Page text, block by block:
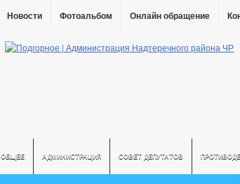
Новости Фотоальбом Онлайн обращение
ОБЩЕЕ АДМИНИСТРАЦИЯ СОВЕТ ДЕПУТАТОВ